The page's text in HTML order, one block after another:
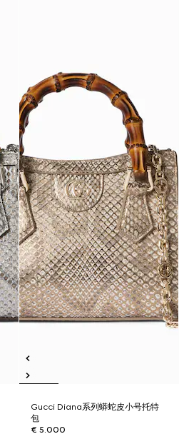
Gucci Diana系列蟒蛇皮小号托特
包
€ 5.000